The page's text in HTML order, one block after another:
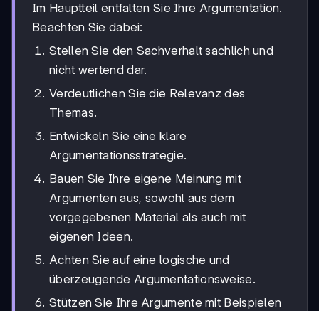
Im Hauptteil entfalten Sie Ihre Argumentation.
Beachten Sie dabei:
Stellen Sie den Sachverhalt sachlich und
nicht wertend dar.
Verdeutlichen Sie die Relevanz des
Themas.
Entwickeln Sie eine klare
Argumentationsstrategie.
Bauen Sie Ihre eigene Meinung mit
Argumenten aus, sowohl aus dem
vorgegebenen Material als auch mit
eigenen Ideen.
Achten Sie auf eine logische und
überzeugende Argumentationsweise.
Stützen Sie Ihre Argumente mit Beispielen